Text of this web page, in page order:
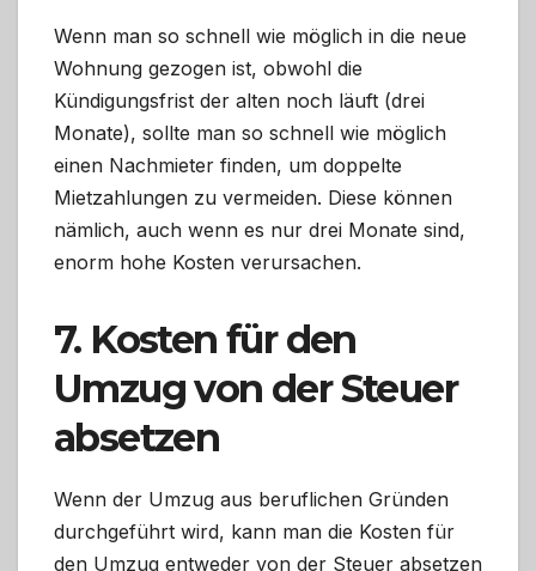
Wenn man so schnell wie möglich in die neue
Wohnung gezogen ist, obwohl die
Kündigungsfrist der alten noch läuft (drei
Monate), sollte man so schnell wie möglich
einen Nachmieter finden, um doppelte
Mietzahlungen zu vermeiden. Diese können
nämlich, auch wenn es nur drei Monate sind,
enorm hohe Kosten verursachen.
7. Kosten für den
Umzug von der Steuer
absetzen
Wenn der Umzug aus beruflichen Gründen
durchgeführt wird, kann man die Kosten für
den Umzug entweder von der Steuer absetzen